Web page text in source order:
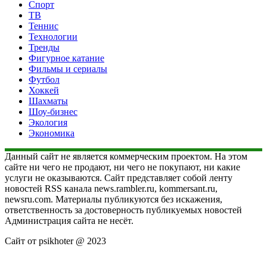
Спорт
ТВ
Теннис
Технологии
Тренды
Фигурное катание
Фильмы и сериалы
Футбол
Хоккей
Шахматы
Шоу-бизнес
Экология
Экономика
Данный сайт не является коммерческим проектом. На этом
сайте ни чего не продают, ни чего не покупают, ни какие
услуги не оказываются. Сайт представляет собой ленту
новостей RSS канала news.rambler.ru, kommersant.ru,
newsru.com. Материалы публикуются без искажения,
ответственность за достоверность публикуемых новостей
Администрация сайта не несёт.
Сайт от psikhoter @ 2023